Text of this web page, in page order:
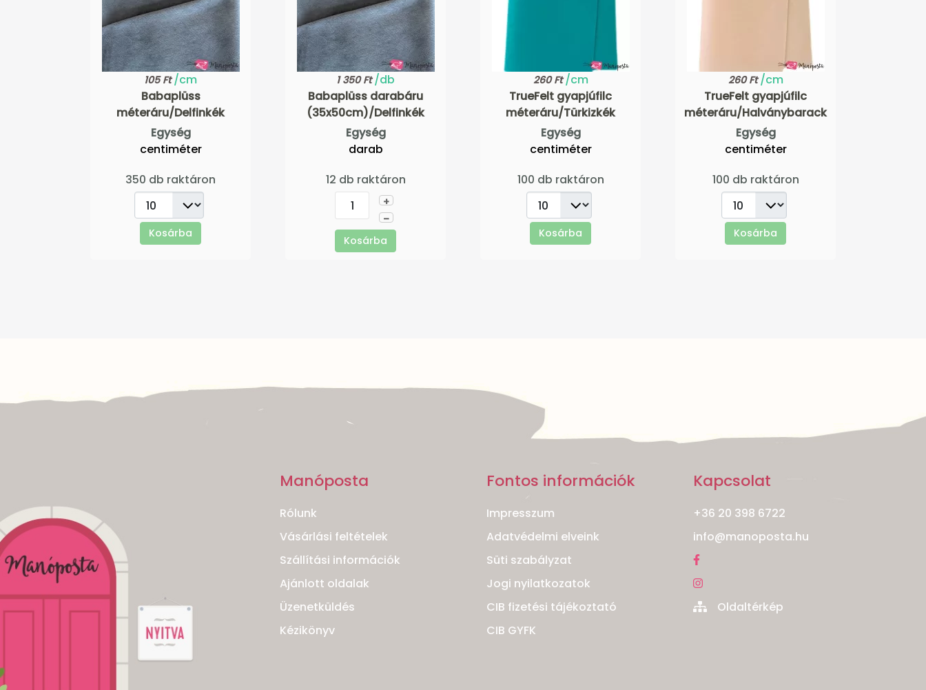
105 Ft/cm
Babaplüss
méteráru/Delfinkék
Egység
centiméter
350 db raktáron
Kosárba
1 350 Ft/db
Babaplüss darabáru
(35x50cm)/Delfinkék
Egység
darab
12 db raktáron
+
–
Kosárba
260 Ft/cm
TrueFelt gyapjúfilc
méteráru/Türkizkék
Egység
centiméter
100 db raktáron
Kosárba
260 Ft/cm
TrueFelt gyapjúfilc
méteráru/Halványbarack
Egység
centiméter
100 db raktáron
Kosárba
Manóposta
Rólunk
Vásárlási feltételek
Szállítási információk
Ajánlott oldalak
Üzenetküldés
Kézikönyv
Fontos információk
Impresszum
Adatvédelmi elveink
Süti szabályzat
Jogi nyilatkozatok
CIB fizetési tájékoztató
CIB GYFK
Kapcsolat
+36 20 398 6722
info@manoposta.hu
Oldaltérkép